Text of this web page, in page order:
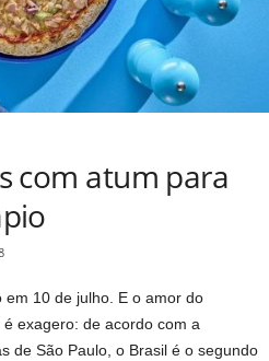
com atum para
10 de julho. E o amor do
exagero: de acordo com a
de São Paulo, o Brasil é o segundo